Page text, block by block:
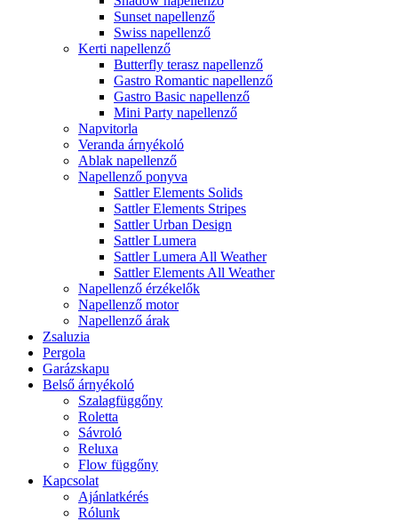
Sunset napellenző
Swiss napellenző
Kerti napellenző
Butterfly terasz napellenző
Gastro Romantic napellenző
Gastro Basic napellenző
Mini Party napellenző
Napvitorla
Veranda árnyékoló
Ablak napellenző
Napellenző ponyva
Sattler Elements Solids
Sattler Elements Stripes
Sattler Urban Design
Sattler Lumera
Sattler Lumera All Weather
Sattler Elements All Weather
Napellenző érzékelők
Napellenző motor
Napellenző árak
Zsaluzia
Pergola
Garázskapu
Belső árnyékoló
Szalagfüggőny
Roletta
Sávroló
Reluxa
Flow függőny
Kapcsolat
Ajánlatkérés
Rólunk